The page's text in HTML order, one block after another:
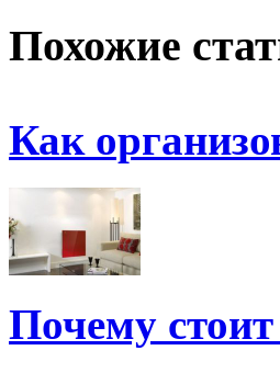
Похожие
Как
Почему